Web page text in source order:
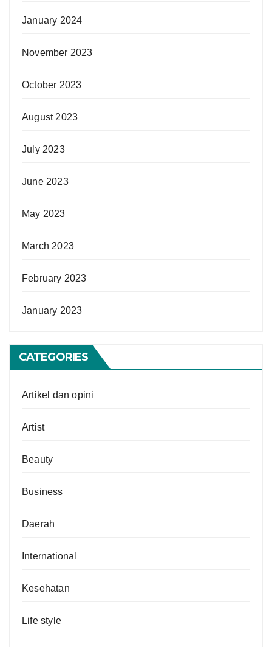
January 2024
November 2023
October 2023
August 2023
July 2023
June 2023
May 2023
March 2023
February 2023
January 2023
CATEGORIES
Artikel dan opini
Artist
Beauty
Business
Daerah
International
Kesehatan
Life style